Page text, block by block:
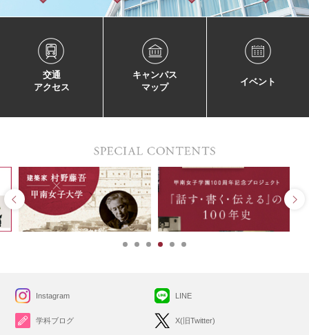
交通
アクセス
キャンパス
マップ
イベント
Instagram
学科ブログ
LINE
X(旧Twitter)